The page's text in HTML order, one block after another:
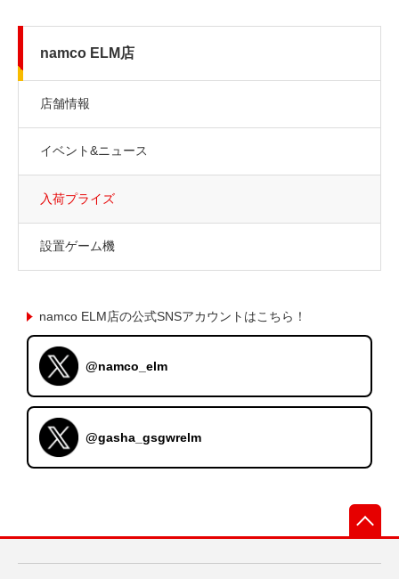
namco ELM店
店舗情報
イベント&ニュース
入荷プライズ
設置ゲーム機
namco ELM店の公式SNSアカウントはこちら！
@namco_elm
@gasha_gsgwrelm